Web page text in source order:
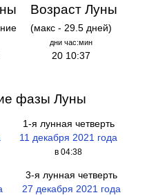
Возраст Луны
(макс - 29.5 дней)
дни час:мин
20 10:37
фазы Луны
1-я лунная четверть
11 декабря 2021 года
в 04:38
3-я лунная четверть
27 декабря 2021 года